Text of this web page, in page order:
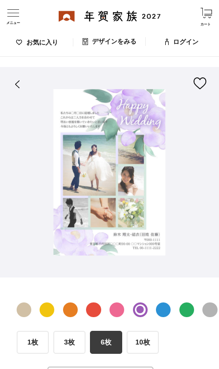
お気に入り デザインをみる
カート
ログイン
メニュー
デザインをみる
年賀家族について
お問い合わせ
1枚 3枚 6枚 10枚